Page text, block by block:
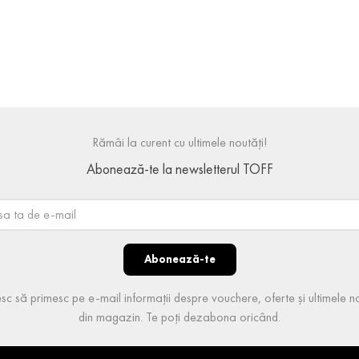
Rămâi la curent cu ultimele noutăți!
Abonează-te la newsletterul TOFF
Abonează-te
să primesc pe e-mail informații despre vouchere, oferte și ultimele
din magazin. Te poți dezabona oricând.